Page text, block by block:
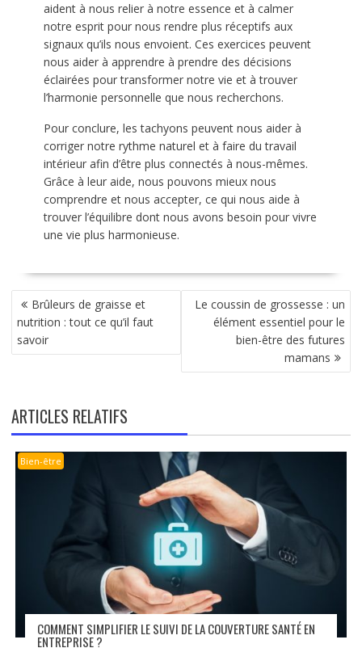
aident à nous relier à notre essence et à calmer
notre esprit pour nous rendre plus réceptifs aux
signaux qu’ils nous envoient. Ces exercices peuvent
nous aider à apprendre à prendre des décisions
éclairées pour transformer notre vie et à trouver
l’harmonie personnelle que nous recherchons.
Pour conclure, les tachyons peuvent nous aider à
corriger notre rythme naturel et à faire du travail
intérieur afin d’être plus connectés à nous-mêmes.
Grâce à leur aide, nous pouvons mieux nous
comprendre et nous accepter, ce qui nous aide à
trouver l’équilibre dont nous avons besoin pour vivre
une vie plus harmonieuse.
NAVIGATION
DE
L’ARTICLE
Brûleurs de graisse et
nutrition : tout ce qu’il faut
savoir
Le coussin de grossesse : un
élément essentiel pour le
bien-être des futures
mamans
ARTICLES RELATIFS
Bien-être
COMMENT SIMPLIFIER LE SUIVI DE LA COUVERTURE SANTÉ EN
ENTREPRISE ?